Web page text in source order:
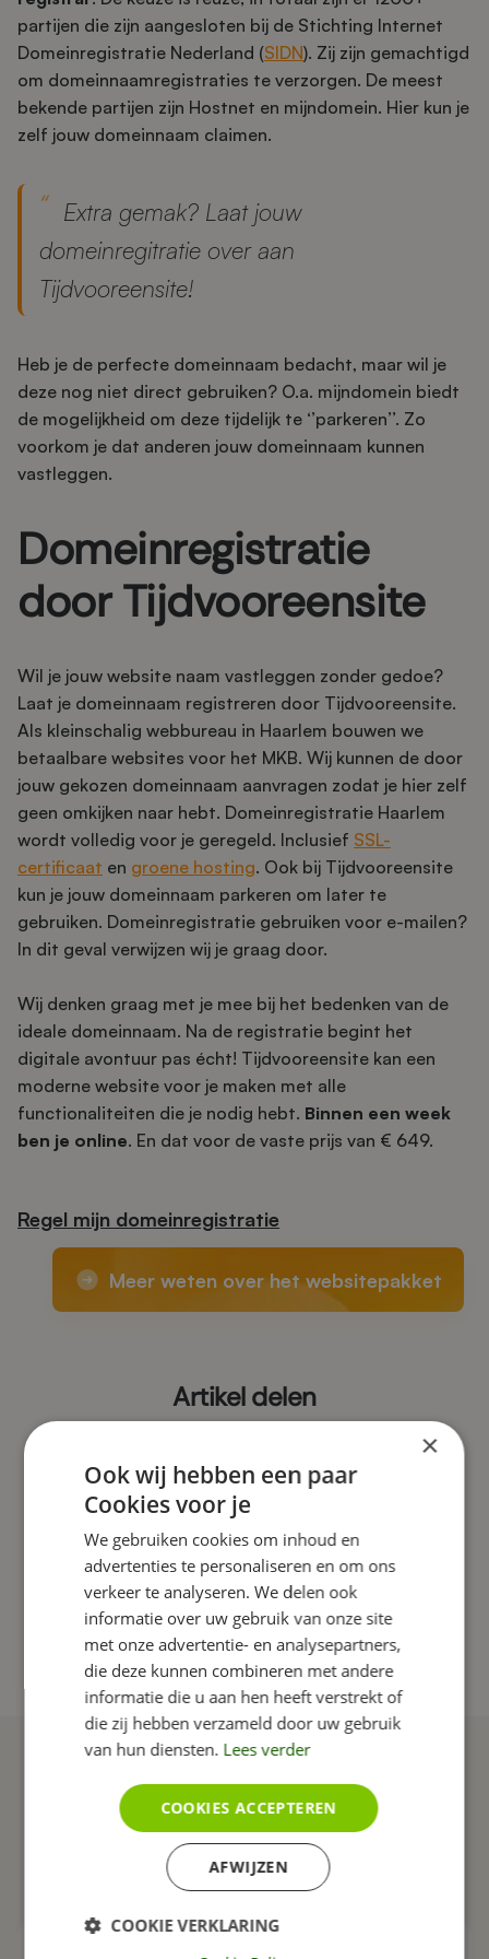
partijen die zijn aangesloten bij de Stichting Internet
Domeinregistratie Nederland (SIDN). Zij zijn gemachtigd
om domeinnaamregistraties te verzorgen. De meest
bekende partijen zijn Hostnet en mijndomein. Hier kun je
zelf jouw domeinnaam claimen.
Extra gemak? Laat jouw
domeinregitratie over aan
Tijdvooreensite!
Heb je de perfecte domeinnaam bedacht, maar wil je
deze nog niet direct gebruiken? O.a. mijndomein biedt
de mogelijkheid om deze tijdelijk te ‘’parkeren’’. Zo
voorkom je dat anderen jouw domeinnaam kunnen
vastleggen.
Domeinregistratie
door Tijdvooreensite
Wil je jouw website naam vastleggen zonder gedoe?
Laat je domeinnaam registreren door Tijdvooreensite.
Als kleinschalig webbureau in Haarlem bouwen we
betaalbare websites voor het MKB. Wij kunnen de door
jouw gekozen domeinnaam aanvragen zodat je hier zelf
geen omkijken naar hebt. Domeinregistratie Haarlem
wordt volledig voor je geregeld. Inclusief SSL-
certificaat en groene hosting. Ook bij Tijdvooreensite
kun je jouw domeinnaam parkeren om later te
gebruiken. Domeinregistratie gebruiken voor e-mailen?
In dit geval verwijzen wij je graag door.
Wij denken graag met je mee bij het bedenken van de
ideale domeinnaam. Na de registratie begint het
digitale avontuur pas écht! Tijdvooreensite kan een
moderne website voor je maken met alle
functionaliteiten die je nodig hebt. Binnen een week
ben je online. En dat voor de vaste prijs van € 649.
Regel mijn domeinregistratie
Meer weten over het websitepakket
Artikel delen
Tips Responsive Sociale Media
Online marketing
CMS Conversie
Vindbaarheid
Cookies
Youtube Formulier
Afbeeldingen
Bloggen
Statistieken Content Google
Vormgeving
SEO
SEA AI
Ook interessant
×
Ook wij hebben een paar
Cookies voor je
We gebruiken cookies om inhoud en
advertenties te personaliseren en om ons
verkeer te analyseren. We delen ook
informatie over uw gebruik van onze site
met onze advertentie- en analysepartners,
die deze kunnen combineren met andere
informatie die u aan hen heeft verstrekt of
die zij hebben verzameld door uw gebruik
van hun diensten. Lees verder
COOKIES ACCEPTEREN
AFWIJZEN
COOKIE VERKLARING